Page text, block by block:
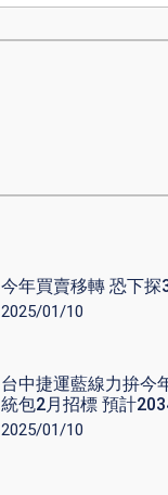
今年買賣移轉 恐下探
2025/01/10
台中捷運藍線力拚今
統包2月招標 預計
2025/01/10